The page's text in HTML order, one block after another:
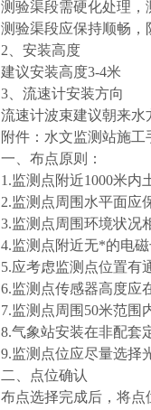
测验渠段需硬化处理，
测验渠段应保持顺畅，
2、安装高度
建议安装高度3-4米
3、流速计安装方向
流速计波束建议朝来水
附件：水文监测站施工
一、布点原则：
1.监测点附近1000米内
2.监测点周围水平面应
3.监测点周围环境状况
4.监测点附近无*的电
5.应考虑监测点位置有
6.监测点传感器高度应
7.监测点周围50米范围
8.气象站安装在非配套
9.监测点位应尽量选择
二、点位确认
布点选择完成后，将